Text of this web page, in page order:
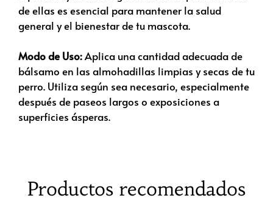
de ellas es esencial para mantener la salud
general y el bienestar de tu mascota.
Modo de Uso:Aplica una cantidad adecuada de
bálsamo en las almohadillas limpias y secas de tu
perro. Utiliza según sea necesario, especialmente
después de paseos largos o exposiciones a
superficies ásperas.
Productos recomendados